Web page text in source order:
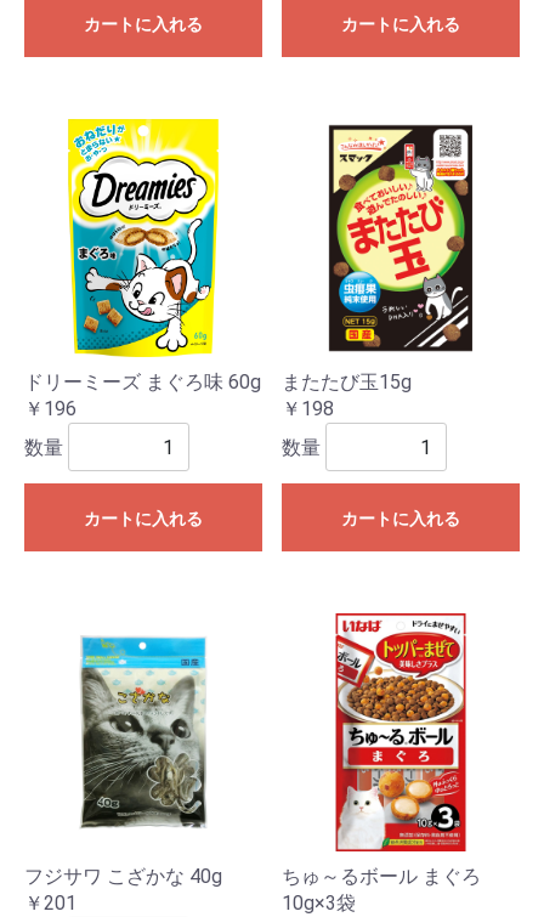
カートに入れる カートに入れる
ドリーミーズ まぐろ味 60g
￥196
数量
カートに入れる
またたび玉15g
￥198
数量
カートに入れる
フジサワ こざかな 40g
￥201
ちゅ～るボール まぐろ
10g×3袋